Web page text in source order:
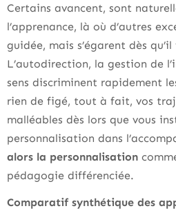
Certains avancent, sont
l’apprenance, là où d’autres
guidée, mais s’égarent dès
L’autodirection, la gestion de
sens discriminent rapidement
rien de figé, tout à fait, vos
malléables dès lors que vous
personnalisation dans
alors la personnalisation
pédagogie différenciée.
Comparatif synthétique des